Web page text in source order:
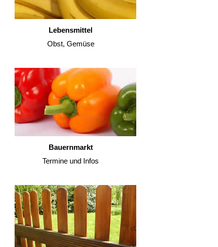
Lebensmittel
Obst, Gemüse
Bauernmarkt
Termine und Infos